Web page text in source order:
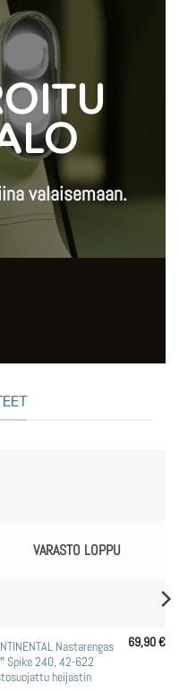
valaisemaan.
VARASTO LOPPU
Nastarengas
Spike 240, 42-622
heijastin
69,90€